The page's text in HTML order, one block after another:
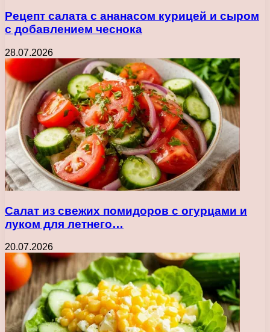
Рецепт салата с ананасом курицей и сыром
с добавлением чеснока
28.07.2026
Салат из свежих помидоров с огурцами и
луком для летнего…
20.07.2026